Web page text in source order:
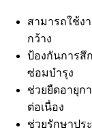
สามารถใช้ง
กว้าง
ป้องกันการสึ
ซ่อมบำรุง
ช่วยยืดอายุก
ต่อเนื่อง
ช่วยรักษาปร